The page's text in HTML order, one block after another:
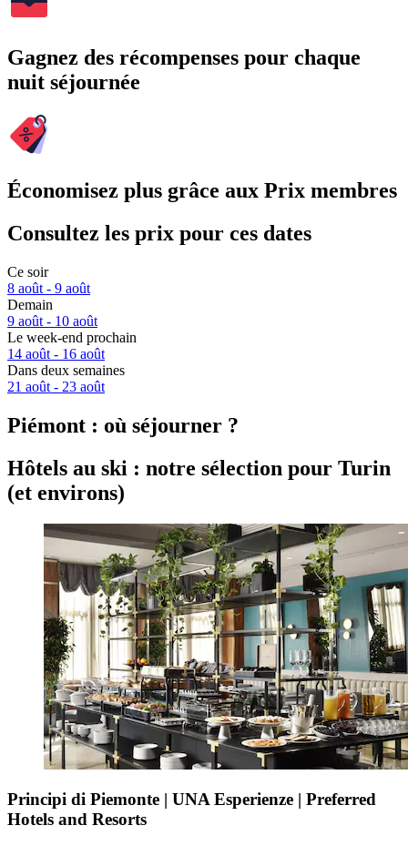
Gagnez des récompenses pour chaque
nuit séjournée
Économisez plus grâce aux Prix membres
Consultez les prix pour ces dates
Ce soir
8 août - 9 août
Demain
9 août - 10 août
Le week-end prochain
14 août - 16 août
Dans deux semaines
21 août - 23 août
Piémont : où séjourner ?
Hôtels au ski : notre sélection pour Turin
(et environs)
Principi di Piemonte | UNA Esperienze | Preferred
Hotels and Resorts